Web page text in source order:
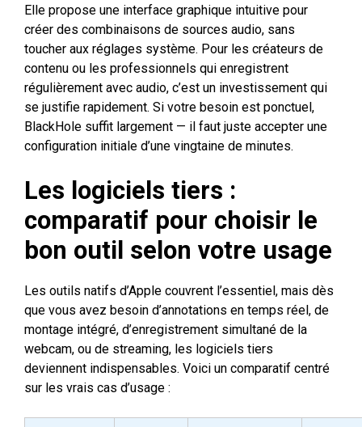
Elle propose une interface graphique intuitive pour
créer des combinaisons de sources audio, sans
toucher aux réglages système. Pour les créateurs de
contenu ou les professionnels qui enregistrent
régulièrement avec audio, c’est un investissement qui
se justifie rapidement. Si votre besoin est ponctuel,
BlackHole suffit largement — il faut juste accepter une
configuration initiale d’une vingtaine de minutes.
Les logiciels tiers :
comparatif pour choisir le
bon outil selon votre usage
Les outils natifs d’Apple couvrent l’essentiel, mais dès
que vous avez besoin d’annotations en temps réel, de
montage intégré, d’enregistrement simultané de la
webcam, ou de streaming, les logiciels tiers
deviennent indispensables. Voici un comparatif centré
sur les vrais cas d’usage :